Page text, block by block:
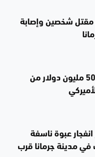
مقتل شخصين وإصابة
العراق يتسلّم 500 مليون دولار من
عبوة ناسفة
في مدينة جرمانا قرب